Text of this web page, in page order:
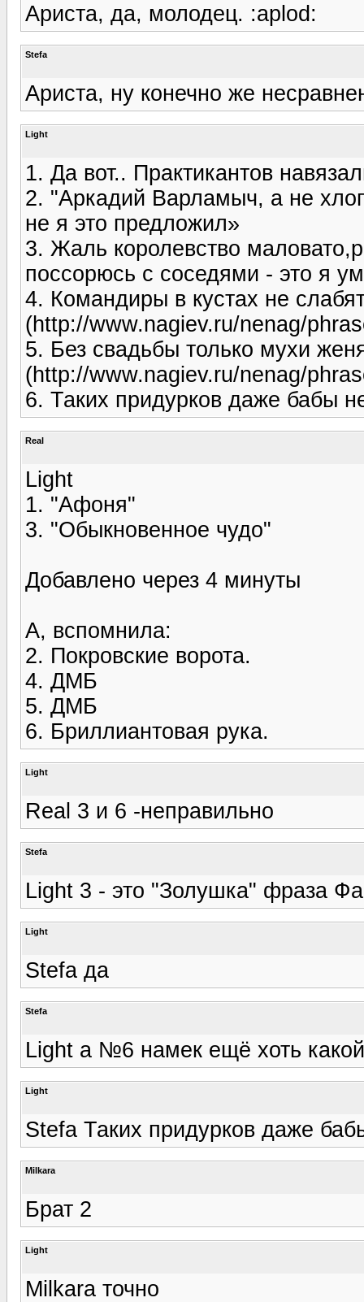
Ариста, да, молодец. :aplod:
Stefa
Ариста, ну конечно же
Light
1. Да вот.. Практикантов
2. "Аркадий Варламыч, а не
не я это предложил»
3. Жаль королевство
поссорюсь с соседями - это я
4. Командиры в кустах не
(http://www.nagiev.ru/nenag/
5. Без свадьбы только мухи
(http://www.nagiev.ru/nenag/
6. Таких придурков даже бабы
Real
Light
1. "Афоня"
3. "Обыкновенное чудо"
Добавлено через 4 минуты
А, вспомнила:
2. Покровские ворота.
4. ДМБ
5. ДМБ
6. Бриллиантовая рука.
Light
Real 3 и 6 -неправильно
Stefa
Light 3 - это "Золушка" фраза
Light
Stefa да
Stefa
Light а №6 намек ещё хоть
Light
Stefa Таких придурков даже
Milkara
Брат 2
Light
Milkara точно